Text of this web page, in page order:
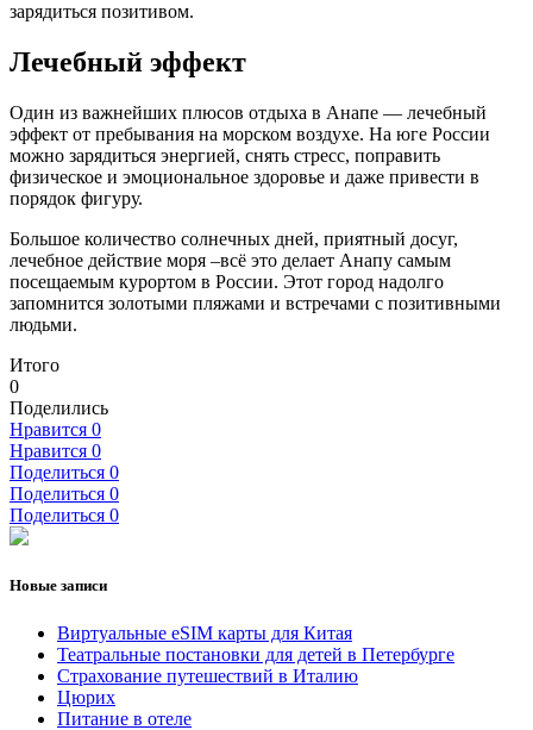
зарядиться позитивом.
Лечебный эффект
Один из важнейших плюсов отдыха в Анапе — лечебный
эффект от пребывания на морском воздухе. На юге России
можно зарядиться энергией, снять стресс, поправить
физическое и эмоциональное здоровье и даже привести в
порядок фигуру.
Большое количество солнечных дней, приятный досуг,
лечебное действие моря –всё это делает Анапу самым
посещаемым курортом в России. Этот город надолго
запомнится золотыми пляжами и встречами с позитивными
людьми.
Итого
0
Поделились
Нравится 0
Нравится 0
Поделиться 0
Поделиться 0
Поделиться 0
Новые записи
Виртуальные eSIM карты для Китая
Театральные постановки для детей в Петербурге
Страхование путешествий в Италию
Цюрих
Питание в отеле